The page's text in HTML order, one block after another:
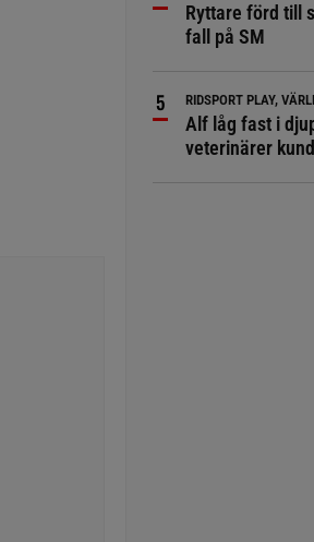
Ryttare förd till
fall på SM
RIDSPORT PLAY,
Alf låg fast i
veterinärer